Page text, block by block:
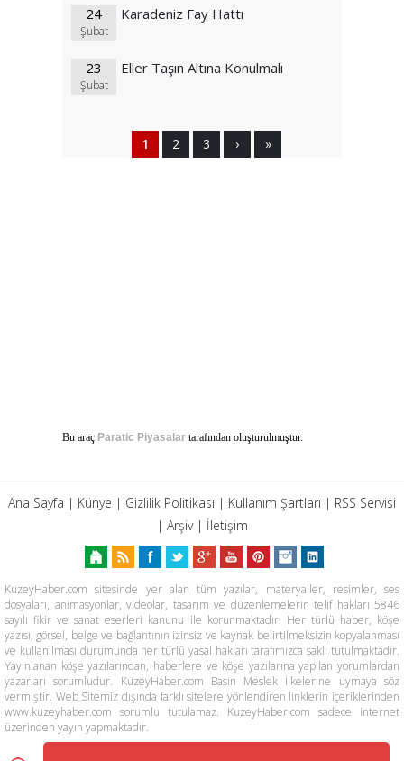
24
Şubat
Karadeniz Fay Hattı
23
Şubat
Eller Taşın Altına Konulmalı
1 2 3 › »
Bu araç Paratic Piyasalar tarafından oluşturulmuştur.
Ana Sayfa | Künye | Gizlilik Politikası | Kullanım Şartları | RSS Servisi
| Arşiv| İletişim
KuzeyHaber.com sitesinde yer alan tüm yazılar, materyaller, resimler, ses
dosyaları, animasyonlar, videolar, tasarım ve düzenlemelerin telif hakları 5846
sayılı fikir ve sanat eserleri kanunu ile korunmaktadır. Her türlü haber, köşe
yazısı, görsel, belge ve bağlantının izinsiz ve kaynak belirtilmeksizin kopyalanması
ve kullanılması durumunda her türlü yasal hakları tarafımızca saklı tutulmaktadır.
Yayınlanan köşe yazılarından, haberlere ve köşe yazılarına yapılan yorumlardan
yazarları sorumludur. KuzeyHaber.com Basın Meslek İlkelerine uymaya söz
vermiştir. Web Sitemiz dışında farklı sitelere yönlendiren linklerin içeriklerinden
www.kuzeyhaber.com sorumlu tutulamaz. KuzeyHaber.com sadece internet
üzerinden yayın yapmaktadır.